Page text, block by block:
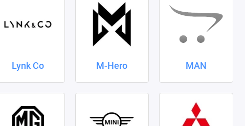
Lynk Co M-Hero MAN